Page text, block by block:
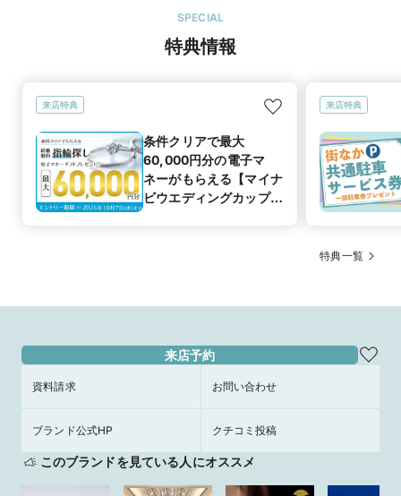
SPECIAL
特典情報
来店特典
条件クリアで最大
60,000円分の電子マ
ネーがもらえる【マイナ
ビウエディングカップル
来店特典
特典一覧
来店予約
資料請求 お問い合わせ
ブランド公式HP クチコミ投稿
このブランドを見ている人にオススメ